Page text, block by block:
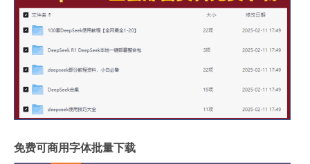
免费可商用字体批量下载